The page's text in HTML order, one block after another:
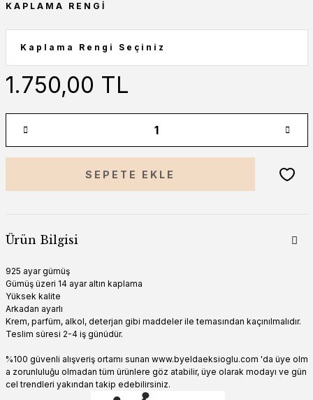
KAPLAMA RENGI
1.750,00 TL
SEPETE EKLE
Ürün Bilgisi
925 ayar gümüş
Gümüş üzeri 14 ayar altın kaplama
Yüksek kalite
Arkadan ayarlı
Krem, parfüm, alkol, deterjan gibi maddeler ile temasından kaçınılmalıdır.
Teslim süresi 2-4 iş günüdür.
%100 güvenli alışveriş ortamı sunan www.byeldaeksioglu.com 'da üye olm
a zorunluluğu olmadan tüm ürünlere göz atabilir, üye olarak modayı ve gün
cel trendleri yakından takip edebilirsiniz.